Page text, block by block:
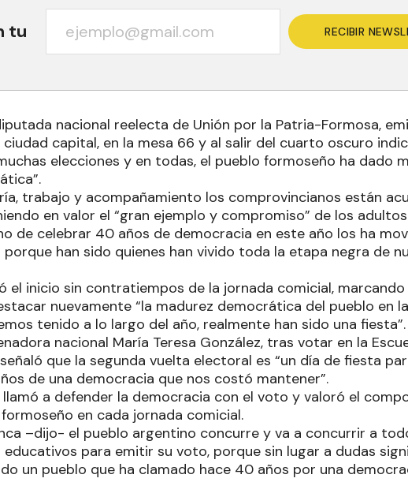
tu RECIBIR
nacional reelecta de Unión por la Patria-Formosa,
ciudad capital, en la mesa 66 y al salir del cuarto oscuro
elecciones y en todas, el pueblo formoseño ha dado
trabajo y acompañamiento los comprovincianos están
en valor el “gran ejemplo y compromiso” de los
de celebrar 40 años de democracia en este año los ha
han sido quienes han vivido toda la etapa negra de
el inicio sin contratiempos de la jornada comicial,
nuevamente “la madurez democrática del pueblo en
tenido a lo largo del año, realmente han sido una fiesta”.
nacional María Teresa González, tras votar en la
que la segunda vuelta electoral es “un día de fiesta
de una democracia que nos costó mantener”.
a defender la democracia con el voto y valoró el
en cada jornada comicial.
–dijo- el pueblo argentino concurre y va a concurrir a
para emitir su voto, porque sin lugar a dudas
un pueblo que ha clamado hace 40 años por una